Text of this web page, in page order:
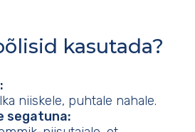
kasutada?
niiskele, puhtale nahale.
segatuna: